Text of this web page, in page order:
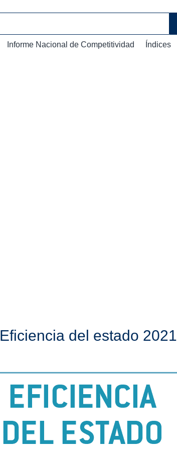
Informe Nacional de Competitividad Índices
Eficiencia del estado 2021